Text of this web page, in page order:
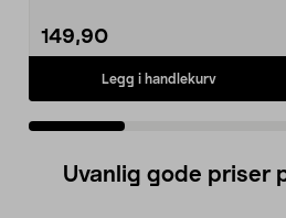
149,90
Legg i handlekurv
Uvanlig gode priser